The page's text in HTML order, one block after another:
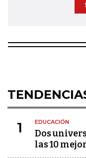
1 EDUCACIÓN
Dos
las 10